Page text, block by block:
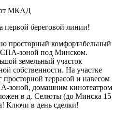
МКАД
первой береговой линии!
просторный комфортабельный
СПА-зоной под Минском.
земельный участок
собственности. На участке
террасой и навесом
зоной, домашним кинотеатром
в д. Селюты (до Минска 15
Ключи в день сделки!